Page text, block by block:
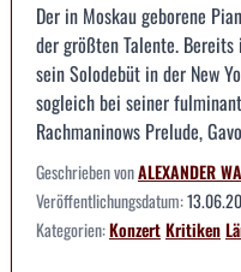
Der in Moskau geborene
der größten Talente.
sein Solodebüt in der New
sogleich bei seiner
Rachmaninows Prelude,
Geschrieben vonALEXANDER
Veröffentlichungsdatum:
Kategorien:KonzertKritiken